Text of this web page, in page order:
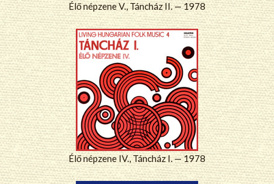
Élő népzene V., Táncház II. — 1978
Élő népzene IV., Táncház I. — 1978